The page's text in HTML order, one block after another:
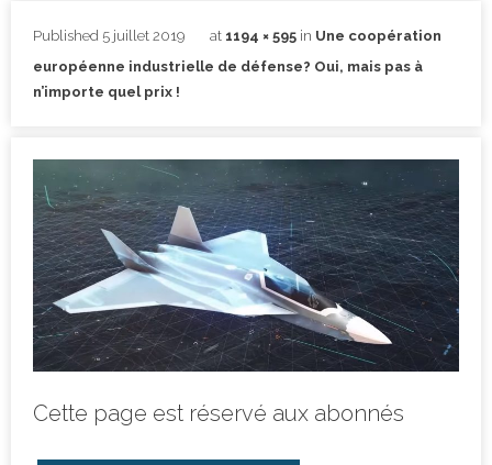
Published 5 juillet 2019 at 1194 × 595 in Une coopération
européenne industrielle de défense? Oui, mais pas à
n’importe quel prix !
Cette page est réservé aux abonnés